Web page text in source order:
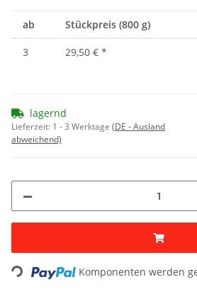
ab Stückpreis (800 g)
3 29,50 € *
lagernd
Lieferzeit: 1 - 3 Werktage (DE - Ausland
abweichend)
Loading... Komponenten werden